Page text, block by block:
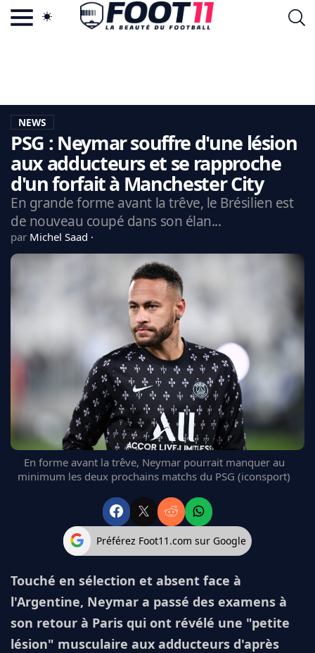
LA CHARTE
VIE PRIVÉE
CGU
CONTACTEZ-NOUS
MERCATO
MANCHESTER UNITED
L'AVIS DE LA RÉDAC'
NEWS
PSG : Neymar souffre d'une lésion
aux adducteurs et se rapproche
d'un forfait à Manchester City
En grande forme avant la trêve, le Brésilien est
de nouveau coupé dans son élan...
par Michel Saad
En forme avant la trêve, Neymar pourrait manquer au
minimum les deux prochains matchs du PSG (iconsport)
Préférez Foot11.com sur Google
Touché en sélection et absent face à
l'Argentine, Neymar a passé des examens à
son retour à Paris qui ont révélé une "petite
lésion" musculaire aux adducteurs d'après